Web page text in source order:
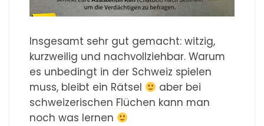
Insgesamt sehr gut gemacht: witzig,
kurzweilig und nachvollziehbar. Warum
es unbedingt in der Schweiz spielen
muss, bleibt ein Rätsel
aber bei
schweizerischen Flüchen kann man
noch was lernen